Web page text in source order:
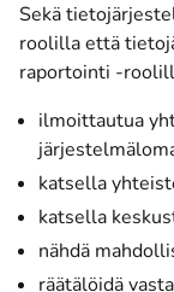
Sekä
roolilla että
raportointi -
ilmoittautua
katsella
katsella
nähdä
räätälöidä